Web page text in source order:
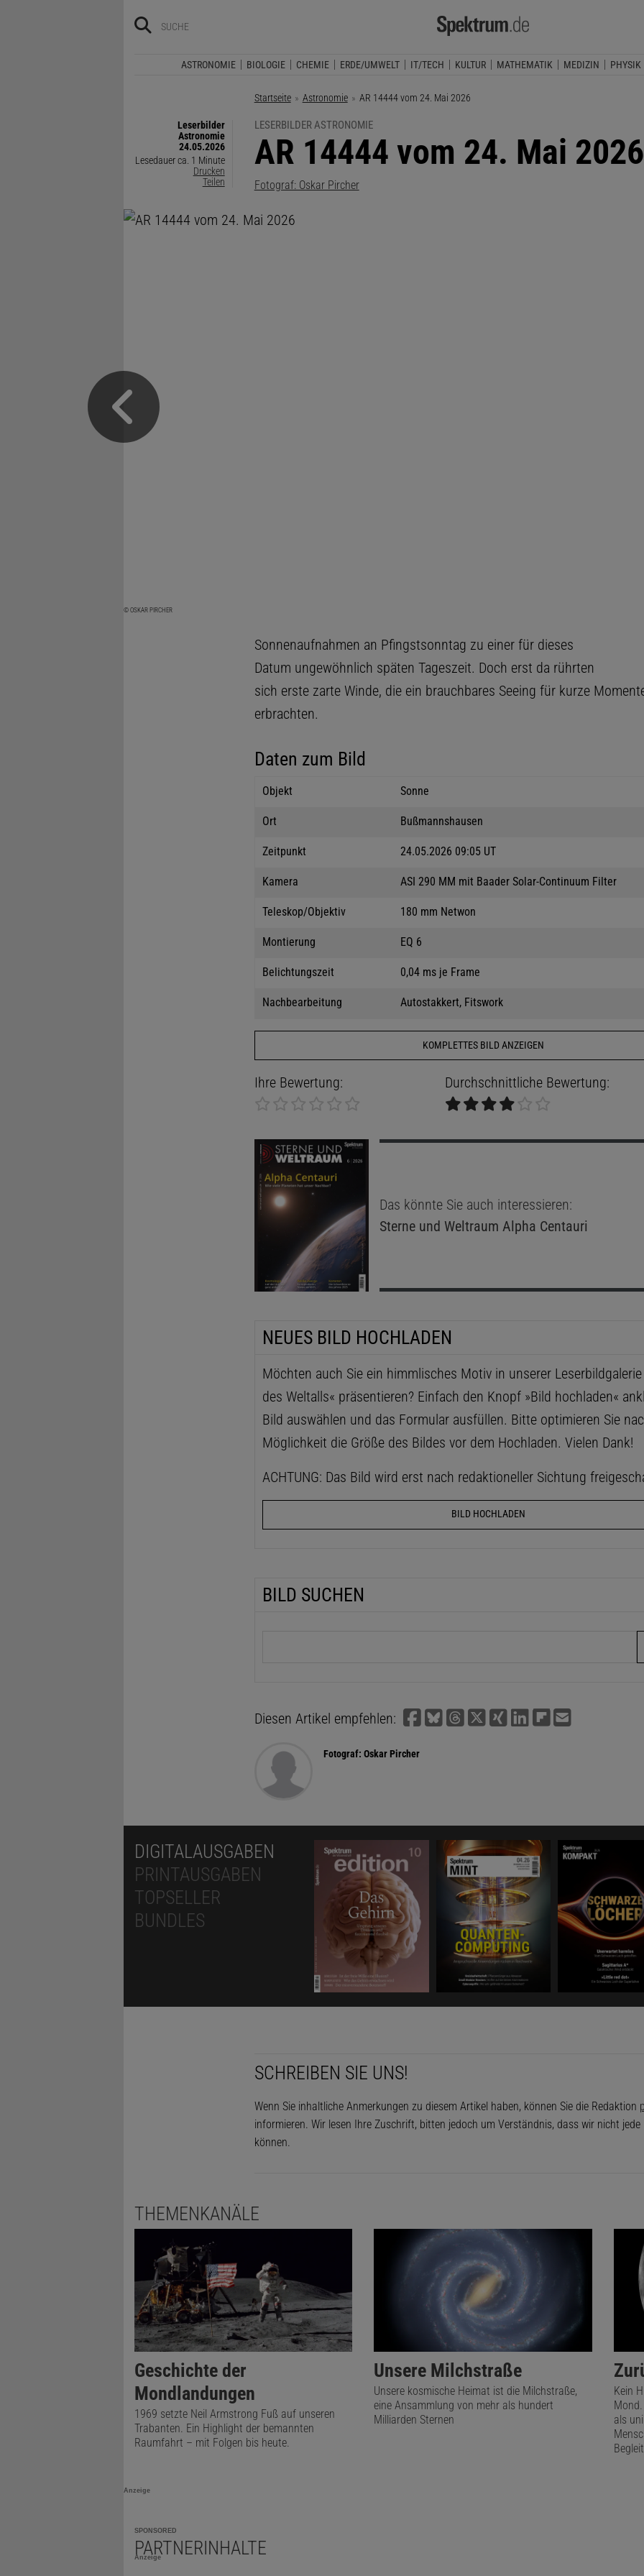
ASTRONOMIE BIOLOGIE CHEMIE ERDE/UMWELT IT/TECH KULTUR MATHEMATIK MEDIZIN PHYSIK
Startseite Astronomie Aktuelle Seite:
AR 14444 vom 24. Mai 2026
Leserbilder
Astronomie
24.05.2026
Lesedauer ca. 1 Minute
Drucken
Teilen
LESERBILDER ASTRONOMIE
:
AR 14444 vom 24. Mai 2026
Fotograf: Oskar Pircher
© OSKAR PIRCHER
Sonnenaufnahmen an Pfingstsonntag zu einer für dieses
Datum ungewöhnlich späten Tageszeit. Doch erst da rührten
sich erste zarte Winde, die ein brauchbares Seeing für kurze
erbrachten.
Daten zum Bild
Objekt Sonne
Ort Bußmannshausen
Zeitpunkt 24.05.2026 09:05 UT
Kamera ASI 290 MM mit Baader Solar-Continuum Filter
Teleskop/Objektiv 180 mm Netwon
Montierung EQ 6
Belichtungszeit 0,04 ms je Frame
Nachbearbeitung Autostakkert, Fitswork
KOMPLETTES BILD ANZEIGEN
Ihre Bewertung: Durchschnittliche Bewertung:
Das könnte Sie auch interessieren:
Sterne und Weltraum Alpha Centauri
NEUES BILD HOCHLADEN
Möchten auch Sie ein himmlisches Motiv in unserer Leserbildgalerie
des Weltalls« präsentieren? Einfach den Knopf »Bild hochladen«
Bild auswählen und das Formular ausfüllen. Bitte optimieren Sie
Möglichkeit die Größe des Bildes vor dem Hochladen. Vielen Dank!
ACHTUNG: Das Bild wird erst nach redaktioneller Sichtung
BILD HOCHLADEN
BILD SUCHEN
Diesen Artikel empfehlen:
Fotograf: Oskar Pircher
DIGITALAUSGABEN
PRINTAUSGABEN
TOPSELLER
BUNDLES
SCHREIBEN SIE UNS!
Wenn Sie inhaltliche Anmerkungen zu diesem Artikel haben, können Sie die Redaktion
informieren. Wir lesen Ihre Zuschrift, bitten jedoch um Verständnis, dass wir nicht
können.
THEMENKANÄLE
Geschichte der
Mondlandungen
1969 setzte Neil Armstrong Fuß auf unseren
Trabanten. Ein Highlight der bemannten
Raumfahrt – mit Folgen bis heute.
Unsere Milchstraße
Unsere kosmische Heimat ist die Milchstraße,
eine Ansammlung von mehr als hundert
Milliarden Sternen
Kein
als
Anzeige
SPONSORED
PARTNERINHALTE
Anzeige